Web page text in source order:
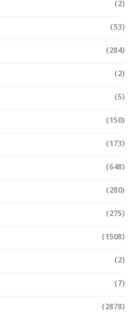
(2)
(53)
(284)
(2)
(5)
(150)
(173)
(648)
(280)
(275)
(1508)
(2)
(7)
(2878)